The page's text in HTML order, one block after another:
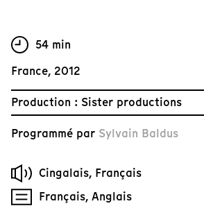
54 min
France, 2012
Production : Sister productions
Programmé par Sylvain Baldus
Cingalais, Français
Français, Anglais